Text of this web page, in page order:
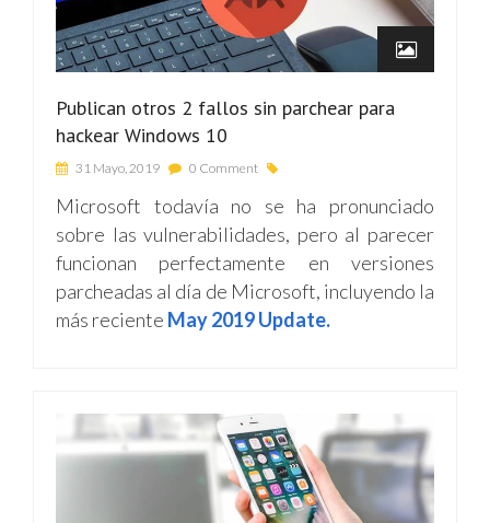
Publican otros 2 fallos sin parchear para
hackear Windows 10
31 Mayo, 2019 0 Comment
Microsoft todavía no se ha pronunciado
sobre las vulnerabilidades, pero al parecer
funcionan perfectamente en versiones
parcheadas al día de Microsoft, incluyendo la
más reciente May 2019 Update.